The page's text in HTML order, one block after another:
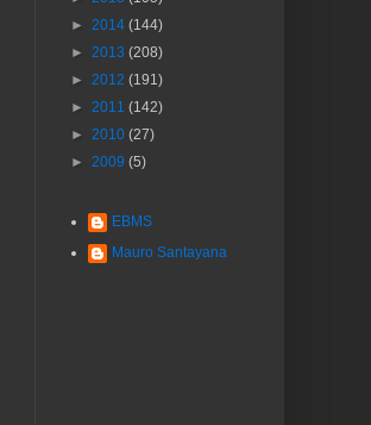
► 2014 (144)
► 2013 (208)
► 2012 (191)
► 2011 (142)
► 2010 (27)
► 2009 (5)
EBMS
Mauro Santayana